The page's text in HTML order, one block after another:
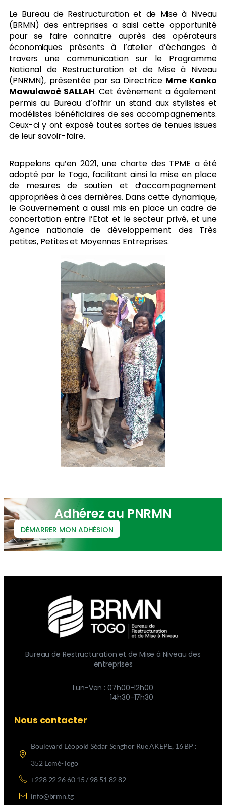
Le Bureau de Restructuration et de Mise à Niveau
(BRMN) des entreprises a saisi cette opportunité
pour se faire connaitre auprès des opérateurs
économiques présents à l’atelier d’échanges à
travers une communication sur le Programme
National de Restructuration et de Mise à Niveau
(PNRMN), présentée par sa Directrice Mme Kanko
Mawulawoè SALLAH. Cet évènement a également
permis au Bureau d’offrir un stand aux stylistes et
modélistes bénéficiaires de ses accompagnements.
Ceux-ci y ont exposé toutes sortes de tenues issues
de leur savoir-faire.
Rappelons qu’en 2021, une charte des TPME a été
adopté par le Togo, facilitant ainsi la mise en place
de mesures de soutien et d’accompagnement
appropriées à ces dernières. Dans cette dynamique,
le Gouvernement a aussi mis en place un cadre de
concertation entre l’Etat et le secteur privé, et une
Agence nationale de développement des Très
petites, Petites et Moyennes Entreprises.
Adhérez au PNRMN
DÉMARRER MON ADHÉSION
Bureau de Restructuration et de Mise à Niveau des
entreprises
Lun-Ven : 07h00-12h00
14h30-17h30
Nous contacter
Boulevard Léopold Sédar Senghor Rue AKEPE, 16 BP :
352 Lomé-Togo
+228 22 26 60 15 / 98 51 82 82
info@brmn.tg